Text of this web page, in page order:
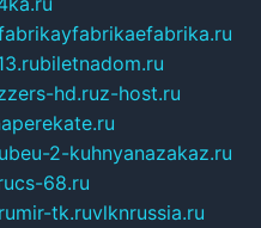
biletnadom.ru
hd.ruz-host.ru
2-kuhnyanazakaz.ru
cs-68.ru
mir-tk.ruvlknrussia.ru